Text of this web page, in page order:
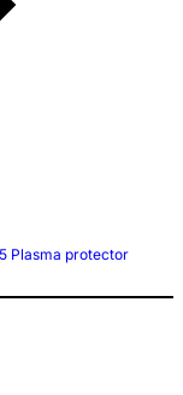
Plasma protector